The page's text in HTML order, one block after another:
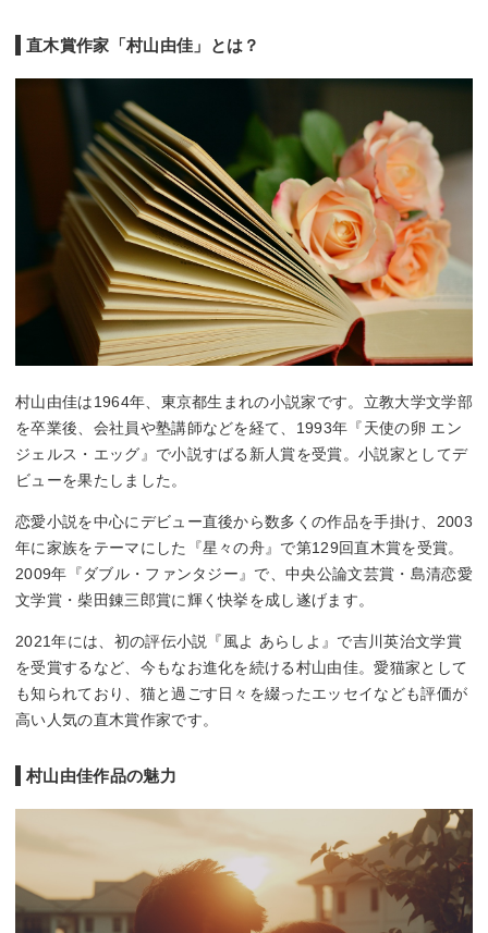
直木賞作家「村山由佳」とは？
村山由佳は1964年、東京都生まれの小説家です。立教大学文学部
を卒業後、会社員や塾講師などを経て、1993年『天使の卵 エン
ジェルス・エッグ』で小説すばる新人賞を受賞。小説家としてデ
ビューを果たしました。
恋愛小説を中心にデビュー直後から数多くの作品を手掛け、2003
年に家族をテーマにした『星々の舟』で第129回直木賞を受賞。
2009年『ダブル・ファンタジー』で、中央公論文芸賞・島清恋愛
文学賞・柴田錬三郎賞に輝く快挙を成し遂げます。
2021年には、初の評伝小説『風よ あらしよ』で吉川英治文学賞
を受賞するなど、今もなお進化を続ける村山由佳。愛猫家として
も知られており、猫と過ごす日々を綴ったエッセイなども評価が
高い人気の直木賞作家です。
村山由佳作品の魅力